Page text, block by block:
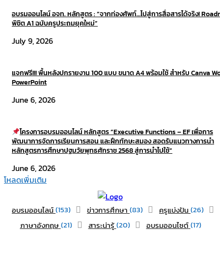
อบรมออนไลน์ อจท. หลักสูตร : “จากท่องศัพท์…ไปสู่การสื่อสารได้จริง!
พิชิต A1 ฉบับครูประถมยุคใหม่”
July 9, 2026
แจกฟรี!!! พื้นหลังปกรายงาน 100 แบบ ขนาด A4 พร้อมใช้ สำหรับ Canva
PowerPoint
June 6, 2026
โครงการอบรมออนไลน์ หลักสูตร “Executive Functions – EF เพื่อการ
พัฒนาการจัดการเรียนการสอน และฝึกทักษะสมอง สอดรับแนวทางการนำ
หลักสูตรการศึกษาปฐมวัยพุทธศักราช 2568 สู่การนำไปใช้”​
June 6, 2026
โหลดเพิ่มเติม
อบรมออนไลน์(153) ข่าวการศึกษา (83) ครูแบ่งปัน(26)
ภาษาอังกฤษ(21) สาระน่ารู้(20) อบรมออนไซต์(17)